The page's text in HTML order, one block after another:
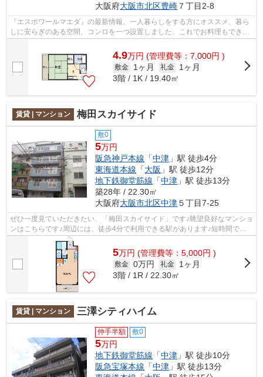
大阪府大阪市北区豊崎 ７丁目2-8
『エスポワールマエダ』の最新情報。一人暮らしをする方にオススメ、暮ら
しに安らぎのある空間。コンロを一つ設置しました、これでお料理もできる
4.9万円 (管理費等：7,000円 )
敷金 1ヶ月 礼金
1ヶ月
3階 / 1K / 19.40㎡
賃貸 | マンション 梅田スカイサイド
敷0
5万円
阪急神戸本線 「中津 」駅 徒歩4分
東海道本線 「大阪 」駅 徒歩12分
地下鉄御堂筋線 「中津 」駅 徒歩13分
築28年 / 22.30㎡
大阪府大阪市北区中津５丁目7-25
ぜひ一度見ていただきたい、「梅田スカイサイド」です♪眺望良好なマンショ
ンはこちらです♪周辺には、徒歩4分で利用できる駅があります♪短時間でご
み出しを終えられるように、敷地内に...
5万円 (管理費等：5,000円 )
敷金 0万円 礼金
1ヶ月
3階 / 1R / 22.30㎡
賃貸 | マンション 三澤シティハイム
仲手半額 敷0
5万円
地下鉄御堂筋線 「中津 」駅 徒歩10分
阪急宝塚本線 「中津 」駅 徒歩13分